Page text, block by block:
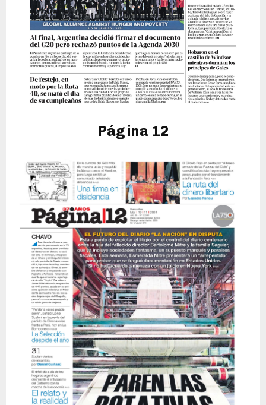
Página 12